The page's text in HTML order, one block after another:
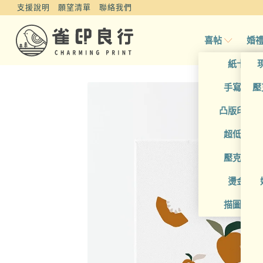
支援說明 願望清單 聯絡我們
喜帖
紙卡喜帖
手寫風喜
凸版印刷
超低價喜
壓克力喜
燙金喜帖
描圖紙喜
婚